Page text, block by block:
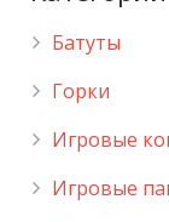
Батуты
Горки
Игровые
Игровые